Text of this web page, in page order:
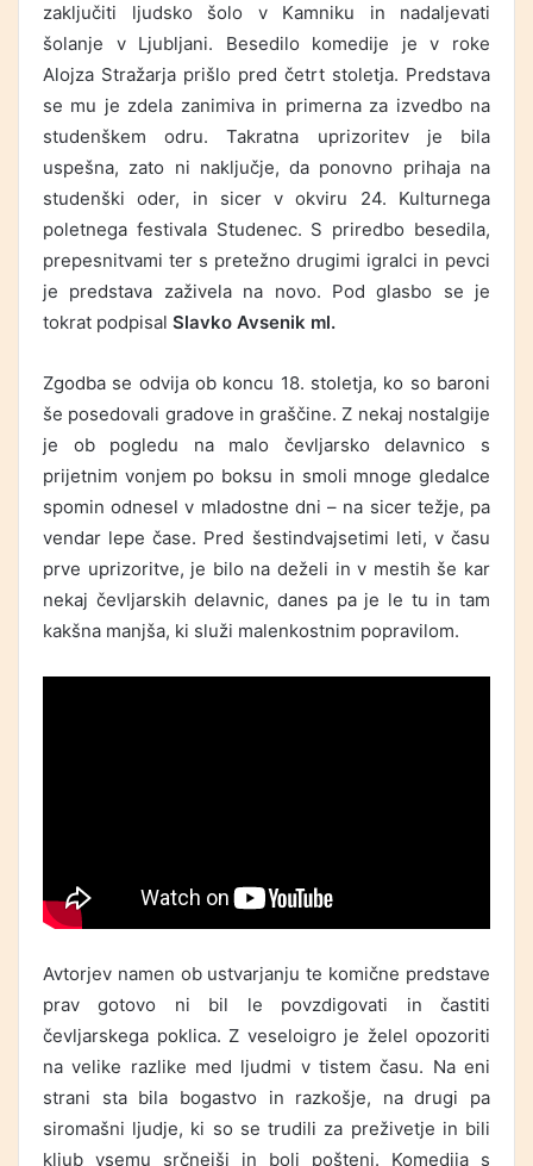
zaključiti ljudsko šolo v Kamniku in nadaljevati
šolanje v Ljubljani. Besedilo komedije je v roke
Alojza Stražarja prišlo pred četrt stoletja. Predstava
se mu je zdela zanimiva in primerna za izvedbo na
studenškem odru. Takratna uprizoritev je bila
uspešna, zato ni naključje, da ponovno prihaja na
studenški oder, in sicer v okviru 24. Kulturnega
poletnega festivala Studenec. S priredbo besedila,
prepesnitvami ter s pretežno drugimi igralci in pevci
je predstava zaživela na novo. Pod glasbo se je
tokrat podpisal Slavko Avsenik ml.
Zgodba se odvija ob koncu 18. stoletja, ko so baroni
še posedovali gradove in graščine. Z nekaj nostalgije
je ob pogledu na malo čevljarsko delavnico s
prijetnim vonjem po boksu in smoli mnoge gledalce
spomin odnesel v mladostne dni – na sicer težje, pa
vendar lepe čase. Pred šestindvajsetimi leti, v času
prve uprizoritve, je bilo na deželi in v mestih še kar
nekaj čevljarskih delavnic, danes pa je le tu in tam
kakšna manjša, ki služi malenkostnim popravilom.
Avtorjev namen ob ustvarjanju te komične predstave
prav gotovo ni bil le povzdigovati in častiti
čevljarskega poklica. Z veseloigro je želel opozoriti
na velike razlike med ljudmi v tistem času. Na eni
strani sta bila bogastvo in razkošje, na drugi pa
siromašni ljudje, ki so se trudili za preživetje in bili
kljub vsemu srčnejši in bolj pošteni. Komedija s